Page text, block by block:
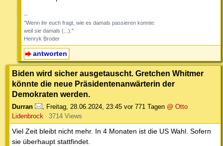
--
"Wenn ihr euch fragt, wie es damals passieren konnte:
weil sie damals (...)."
Henryk Broder
antworten
Biden wird sicher ausgetauscht. Gretchen Whitmer
könnte die neue Präsidentenanwärterin der
Demokraten werden.
Durran Freitag, 28.06.2024, 23:45 vor 771 Tagen @ Otto
Lidenbrock
3714 Views
Viel Zeit bleibt nicht mehr. In 4 Monaten ist die US Wahl. Sofern
sie überhaupt stattfindet.